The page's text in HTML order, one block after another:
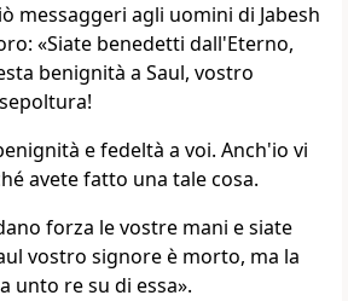
messaggeri agli uomini di Jabesh
«Siate benedetti dall'Eterno,
benignità a Saul, vostro
e fedeltà a voi. Anch'io vi
avete fatto una tale cosa.
forza le vostre mani e siate
vostro signore è morto, ma la
unto re su di essa».